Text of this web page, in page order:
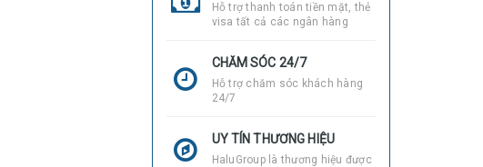
Hỗ trợ thanh toán tiền mặt, thẻ
visa tất cả các ngân hàng
CHĂM SÓC 24/7
Hỗ trợ chăm sóc khách hàng
24/7
UY TÍN THƯƠNG HIỆU
HaluGroup là thương hiệu được